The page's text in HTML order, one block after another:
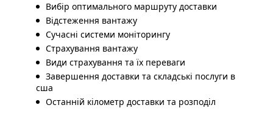
Вибір оптимального маршруту доставки
Відстеження вантажу
Сучасні системи моніторингу
Страхування вантажу
Види страхування та їх переваги
Завершення доставки та складські послуги в
сша
Останній кілометр доставки та розподіл